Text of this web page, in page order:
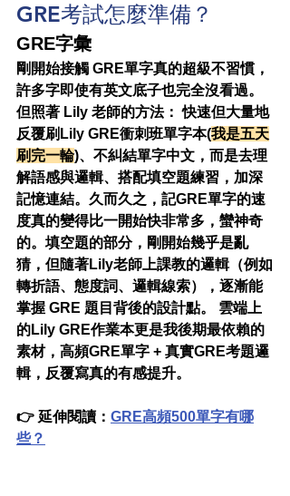
GRE考試怎麼準備？
GRE字彙
剛開始接觸 GRE單字真的超級不習慣，
許多字即使有英文底子也完全沒看過。
但照著 Lily 老師的方法： 快速但大量地
反覆刷Lily GRE衝刺班單字本(我是五天
刷完一輪)、不糾結單字中文，而是去理
解語感與邏輯、搭配填空題練習，加深
記憶連結。久而久之，記GRE單字的速
度真的變得比一開始快非常多，蠻神奇
的。填空題的部分，剛開始幾乎是亂
猜，但隨著Lily老師上課教的邏輯（例如
轉折語、態度詞、邏輯線索），逐漸能
掌握 GRE 題目背後的設計點。 雲端上
的Lily GRE作業本更是我後期最依賴的
素材，高頻GRE單字 + 真實GRE考題邏
輯，反覆寫真的有感提升。
👉 延伸閱讀： GRE高頻500單字有哪
些？